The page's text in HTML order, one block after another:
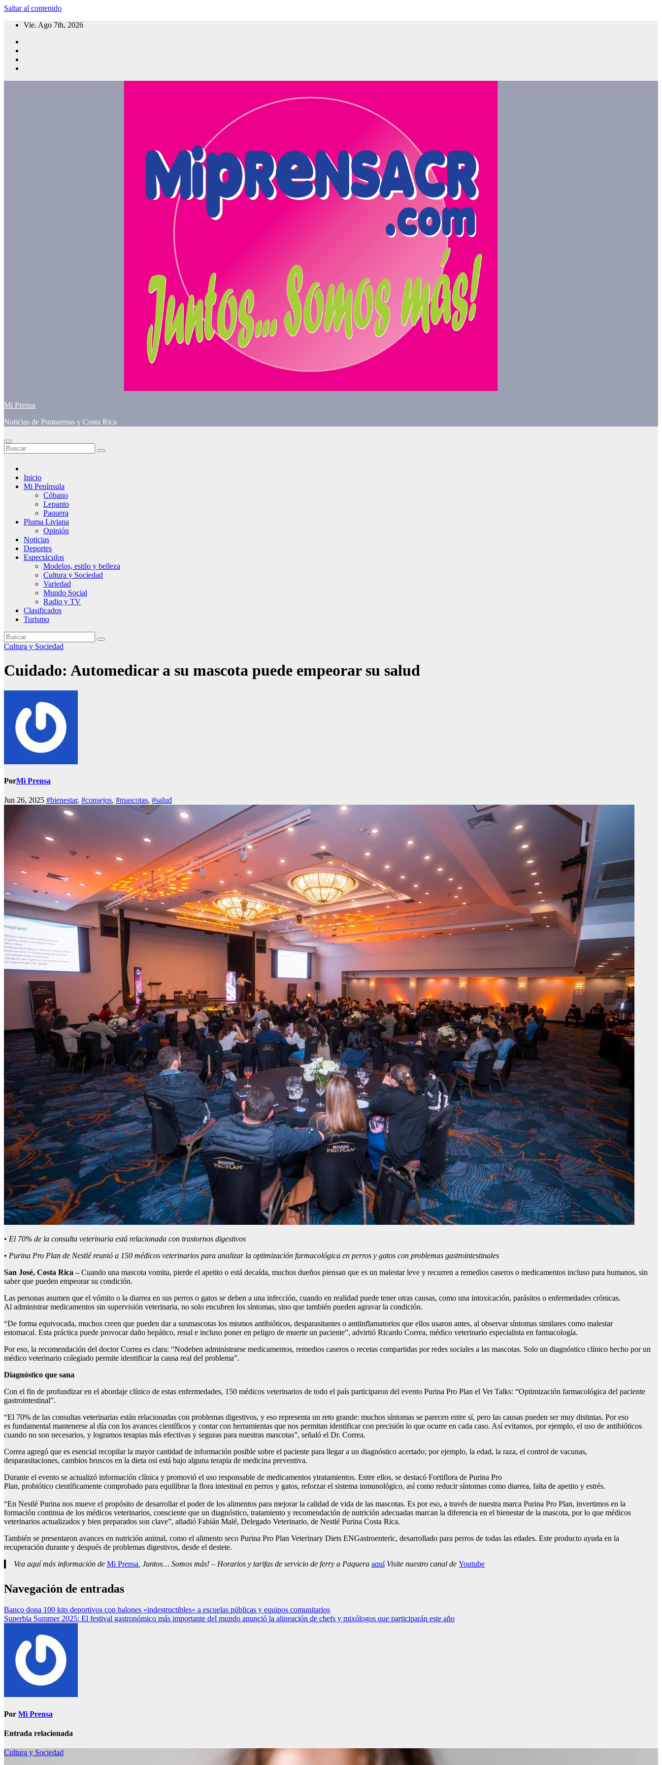
Saltar al contenido
Vie. Ago 7th, 2026
Mi Prensa
Noticias de Puntarenas y Costa Rica
Inicio
Mi Península
Cóbano
Lepanto
Paquera
Pluma Liviana
Opinión
Noticias
Deportes
Espectáculos
Modelos, estilo y belleza
Cultura y Sociedad
Variedad
Mundo Social
Radio y TV
Clasificados
Turismo
Cultura y Sociedad
Cuidado: Automedicar a su mascota puede empeorar su salud
PorMi Prensa
Jun 26, 2025 #bienestar, #consejos, #mascotas, #salud
• El 70% de la consulta veterinaria está relacionada con trastornos digestivos
• Purina Pro Plan de Nestléreunió a 150 médicos veterinarios para analizar la optimización farmacológica en perros y gatos con problemas gastrointestinales
San José, Costa Rica –Cuando una mascota vomita, pierde el apetito o está decaída, muchos dueños piensan que es un malestar leve y recurren a remedios caseros o medicamentos incluso para humanos, sin
saber que pueden empeorar su condición.
Las personas asumen que el vómito o la diarrea en sus perros o gatos se deben a una infección, cuando en realidad puede tener otras causas, como una intoxicación, parásitos o enfermedades crónicas.
Al administrar medicamentos sin supervisión veterinaria, no solo encubren los síntomas, sino que también pueden agravar la condición.
“De forma equivocada, muchos creen que pueden dar a susmascotas los mismos antibióticos, desparasitantes o antiinflamatorios que ellos usaron antes, al observar síntomas similares como malestar
estomacal. Esta práctica puede provocar daño hepático, renal e incluso poner en peligro de muerte un paciente”, advirtió Ricardo Correa, médico veterinario especialista en farmacología.
Por eso, la recomendación del doctor Correa es clara: “Nodeben administrarse medicamentos, remedios caseros o recetas compartidas por redes sociales a las mascotas. Solo un diagnóstico clínico hecho por un
médico veterinario colegiado permite identificar la causa real del problema”.
Diagnóstico que sana
Con el fin de profundizar en el abordaje clínico de estas enfermedades, 150 médicos veterinarios de todo el país participaron del evento Purina Pro Plan el Vet Talks: “Optimización farmacológica del paciente
gastrointestinal”.
“El 70% de las consultas veterinarias están relacionadas con problemas digestivos, y eso representa un reto grande: muchos síntomas se parecen entre sí, pero las causas pueden ser muy distintas. Por eso
es fundamental mantenerse al día con los avances científicos y contar con herramientas que nos permitan identificar con precisión lo que ocurre en cada caso. Así evitamos, por ejemplo, el uso de antibióticos
cuando no son necesarios, y logramos terapias más efectivas y seguras para nuestras mascotas”, señaló el Dr. Correa.
Correa agregó que es esencial recopilar la mayor cantidad de información posible sobre el paciente para llegar a un diagnóstico acertado; por ejemplo, la edad, la raza, el control de vacunas,
desparasitaciones, cambios bruscos en la dieta osi está bajo alguna terapia de medicina preventiva.
Durante el evento se actualizó información clínica y promovió el uso responsable de medicamentos ytratamientos. Entre ellos, se destacó Fortiflora de Purina Pro
Plan, probiótico científicamente comprobado para equilibrar la flora intestinal en perros y gatos, reforzar el sistema inmunológico, así como reducir síntomas como diarrea, falta de apetito y estrés.
“En Nestlé Purina nos mueve el propósito de desarrollar el poder de los alimentos para mejorar la calidad de vida de las mascotas. Es por eso, a través de nuestra marca Purina Pro Plan, invertimos en la
formación continua de los médicos veterinarios, consciente que un diagnóstico, tratamiento y recomendación de nutrición adecuadas marcan la diferencia en el bienestar de la mascota, por lo que médicos
veterinarios actualizados y bien preparados son clave”, añadió Fabián Malé, Delegado Veterinario, de Nestlé Purina Costa Rica.
También se presentaron avances en nutrición animal, como el alimento seco Purina Pro Plan Veterinary Diets ENGastroenteric, desarrollado para perros de todas las edades. Este producto ayuda en la
recuperación durante y después de problemas digestivos, desde el destete.
Vea aquí más información de Mi Prensa, Juntos… Somos más! – Horarios y tarifas de servicio de ferry a Paquera aquíVisite nuestro canal de Youtube
Navegación de entradas
Banco dona 100 kits deportivos con balones «indestructibles» a escuelas públicas y equipos comunitarios
Superbia Summer 2025: El festival gastronómico más importante del mundo anunció la alineación de chefs y mixólogos que participarán este año
Por Mi Prensa
Entrada relacionada
Cultura y Sociedad